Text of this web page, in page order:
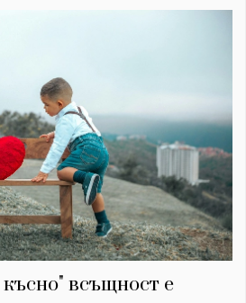
всъщност е